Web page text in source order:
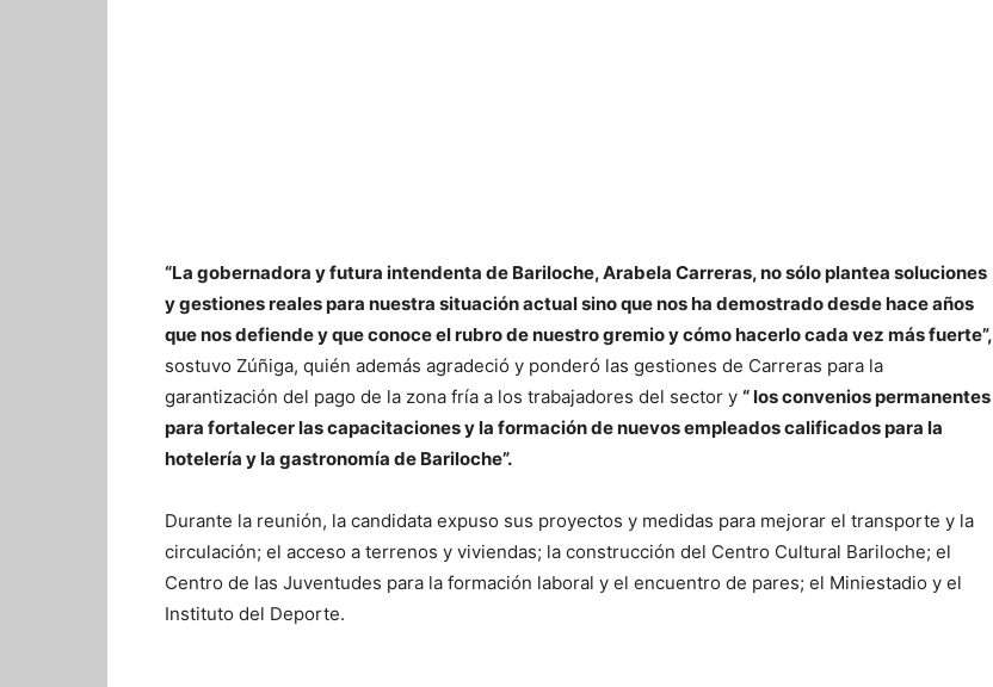
“La gobernadora y futura intendenta de Bariloche, Arabela Carreras, no sólo plantea soluciones
y gestiones reales para nuestra situación actual sino que nos ha demostrado desde hace años
que nos defiende y que conoce el rubro de nuestro gremio y cómo hacerlo cada vez más fuerte”,
sostuvo Zúñiga, quién además agradeció y ponderó las gestiones de Carreras para la
garantización del pago de la zona fría a los trabajadores del sector y “ los convenios permanentes
para fortalecer las capacitaciones y la formación de nuevos empleados calificados para la
hotelería y la gastronomía de Bariloche”.
Durante la reunión, la candidata expuso sus proyectos y medidas para mejorar el transporte y la
circulación; el acceso a terrenos y viviendas; la construcción del Centro Cultural Bariloche; el
Centro de las Juventudes para la formación laboral y el encuentro de pares; el Miniestadio y el
Instituto del Deporte.